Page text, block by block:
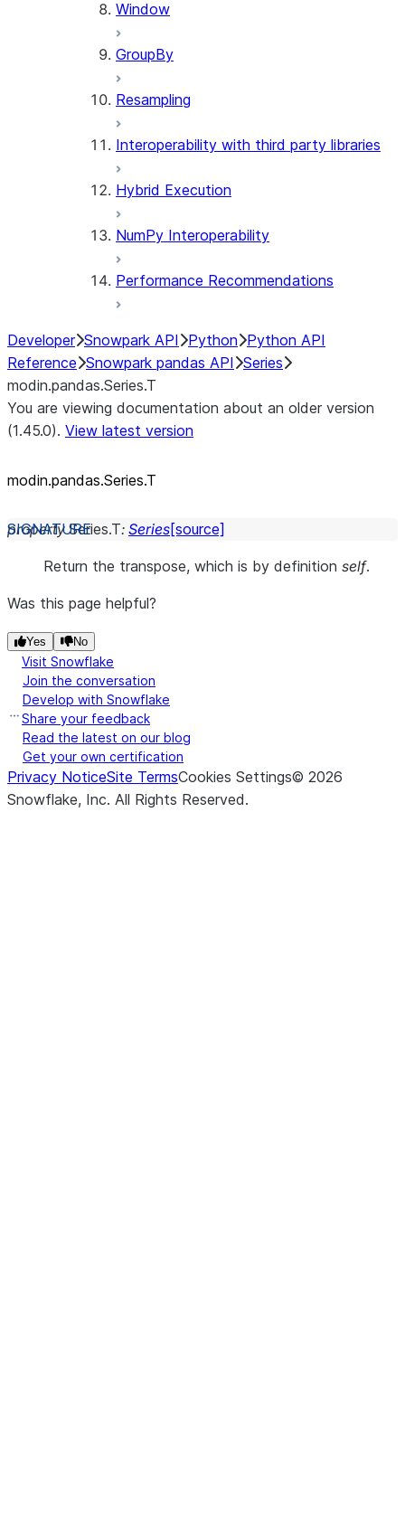
Window
GroupBy
Resampling
Interoperability with third party libraries
Hybrid Execution
NumPy Interoperability
Performance Recommendations
Developer Snowpark API Python Python API
Reference Snowpark pandas API Series
modin.pandas.Series.T
You are viewing documentation about an older version
(1.45.0). View latest version
modin.pandas.Series.T
property Series.T: Series[source]
Return the transpose, which is by definition self.
Was this page helpful?
Yes No
Visit Snowflake
Join the conversation
Develop with Snowflake
Share your feedback
Read the latest on our blog
Get your own certification
Privacy NoticeSite TermsCookies Settings© 2026
Snowflake, Inc. All Rights Reserved.